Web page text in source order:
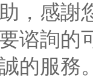
，感謝
谘詢的
的服務